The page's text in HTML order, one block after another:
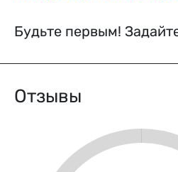
Будьте первым!
Отзывы